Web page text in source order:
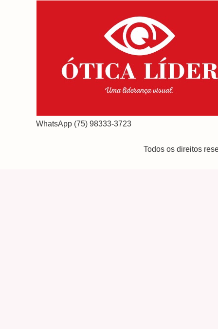
WhatsApp (75) 98333-3723
Todos os direitos